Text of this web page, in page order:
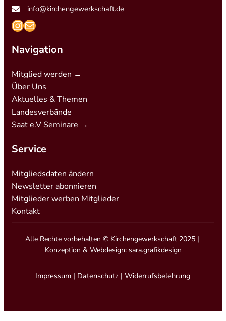
info@kirchengewerkschaft.de
https://www.instagram.com/
mailto:info@kirchengewerkschaft.de
Navigation
Mitglied werden →
Über Uns
Aktuelles & Themen
Landesverbände
Saat e.V Seminare →
Service
Mitgliedsdaten ändern
Newsletter abonnieren
Mitglieder werben Mitglieder
Kontakt
Alle Rechte vorbehalten © Kirchengewerkschaft 2025 |
Konzeption & Webdesign: sara.grafikdesign
Impressum | Datenschutz | Widerrufsbelehrung